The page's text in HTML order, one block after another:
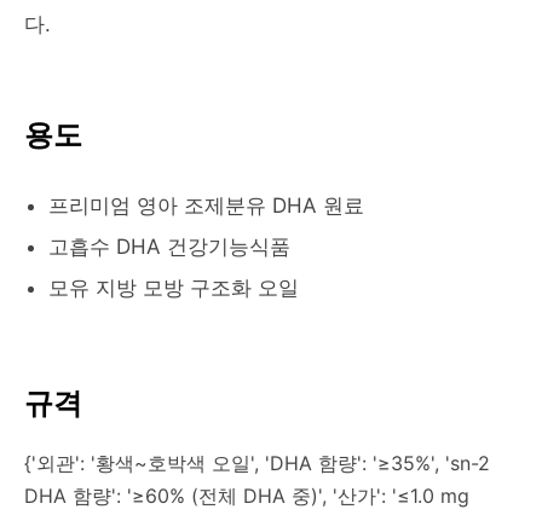
다.
용도
프리미엄 영아 조제분유 DHA 원료
고흡수 DHA 건강기능식품
모유 지방 모방 구조화 오일
규격
{'외관': '황색~호박색 오일', 'DHA 함량': '≥35%', 'sn-2
DHA 함량': '≥60% (전체 DHA 중)', '산가': '≤1.0 mg